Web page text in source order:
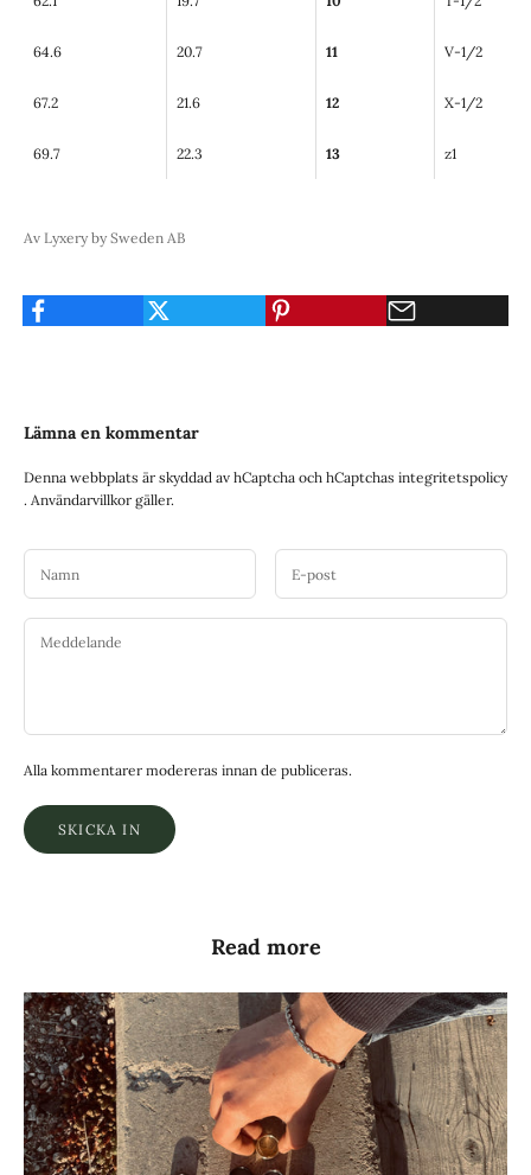
64.6 20.7 11 V-1/2
67.2 21.6 12 X-1/2
69.7 22.3 13 z1
Av Lyxery by Sweden AB
Lämna en kommentar
Denna webbplats är skyddad av hCaptcha och hCaptchas integritetspolicy
. Användarvillkor gäller.
Alla kommentarer modereras innan de publiceras.
SKICKA IN
Read more